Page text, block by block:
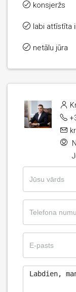
konsjeržs
labi attīstīta
netālu jūra